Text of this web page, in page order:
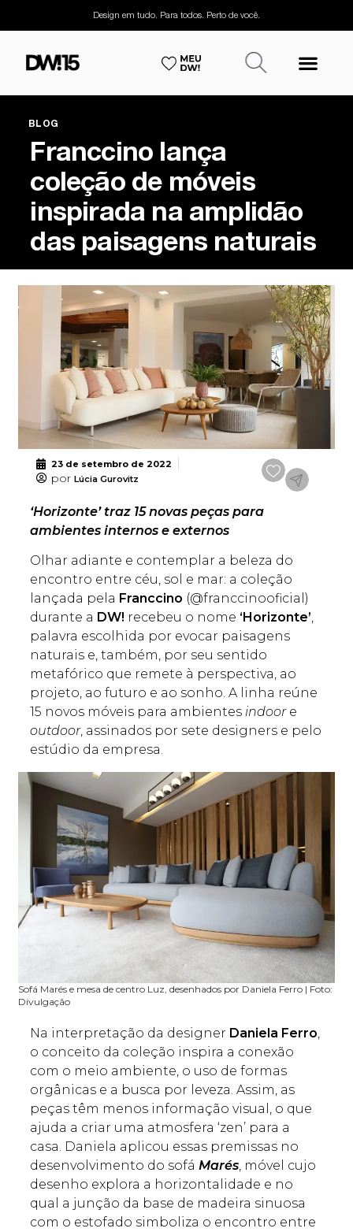
Design em tudo. Para todos. Perto de você.
BLOG
Franccino lança
coleção de móveis
inspirada na amplidão
das paisagens naturais
23 de setembro de 2022
por Lúcia Gurovitz
‘Horizonte’ traz 15 novas peças para
ambientes internos e externos
Olhar adiante e contemplar a beleza do
encontro entre céu, sol e mar: a coleção
lançada pela Franccino (@franccinooficial)
durante a DW! recebeu o nome ‘Horizonte’,
palavra escolhida por evocar paisagens
naturais e, também, por seu sentido
metafórico que remete à perspectiva, ao
projeto, ao futuro e ao sonho. A linha reúne
15 novos móveis para ambientes indoore
outdoor, assinados por sete designers e pelo
estúdio da empresa.
Sofá Marés e mesa de centro Luz, desenhados por Daniela Ferro | Foto:
Divulgação
Na interpretação da designer Daniela Ferro,
o conceito da coleção inspira a conexão
com o meio ambiente, o uso de formas
orgânicas e a busca por leveza. Assim, as
peças têm menos informação visual, o que
ajuda a criar uma atmosfera ‘zen’ para a
casa. Daniela aplicou essas premissas no
desenvolvimento do sofáMarés, móvel cujo
desenho explora a horizontalidade e no
qual a junção da base de madeira sinuosa
com o estofado simboliza o encontro entre